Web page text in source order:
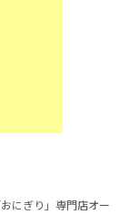
にぎり」専門店オー